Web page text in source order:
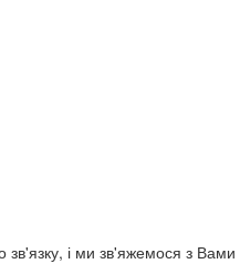
зв'язку, і ми зв'яжемося з